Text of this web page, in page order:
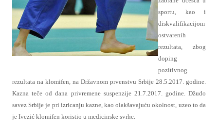
sportu, kao i
diskvalifikacijom
ostvarenih
rezultata, zbog
doping
pozitivnog
rezultata na klomifen, na Državnom prvenstvu Srbije 28.5.2017. godine.
Kazna teče od dana privremene suspenzije 21.7.2017. godine. Džudo
savez Srbije je pri izricanju kazne, kao olakšavajuću okolnost, uzeo to da
je Ivezić klomifen koristio u medicinske svrhe.